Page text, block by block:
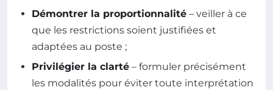
Démontrer la proportionnalité – veiller à ce
que les restrictions soient justifiées et
adaptées au poste ;
Privilégier la clarté – formuler précisément
les modalités pour éviter toute interprétation